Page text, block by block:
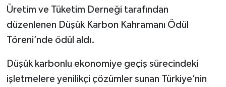
Üretim ve Tüketim Derneği tarafından
düzenlenen Düşük Karbon Kahramanı Ödül
Töreni’nde ödül aldı.
Düşük karbonlu ekonomiye geçiş sürecindeki
işletmelere yenilikçi çözümler sunan Türkiye’nin